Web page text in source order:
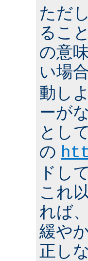
ただ
るこ
の意
い場
動し
ーが
とし
の
ドし
これ
れば
緩や
正し